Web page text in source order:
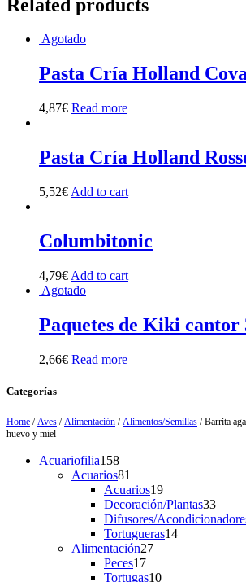
Related products
Agotado
Pasta Cría Holland
4,87€ Read more
Pasta Cría Holland
5,52€ Add to cart
Columbitonic
4,79€ Add to cart
Agotado
Paquetes de Kiki cantor
2,66€ Read more
Categorías
Home /Aves /Alimentación /Alimentos/Semillas / Barrita
huevo y miel
Acuariofilia158158
products
Acuarios81
products
Acuarios1919
products
Decoración/Plantas3333
Difusores/
Tortugueras1414
Alimentación2727
Peces1717
products
Tortugas1010